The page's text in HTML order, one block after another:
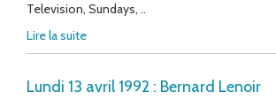
Television, Sundays, ..
Lire la suite
Lundi 13 avril 1992 : Bernard Lenoir